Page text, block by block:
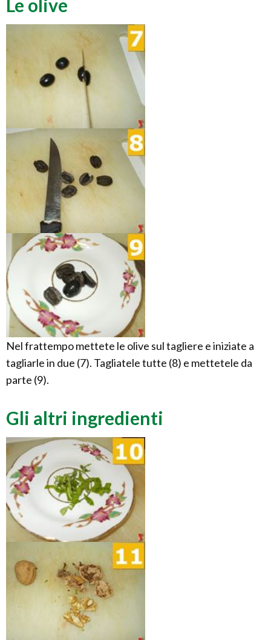
Le olive
Nel frattempo mettete le olive sul tagliere e iniziate a
tagliarle in due (7). Tagliatele tutte (8) e mettetele da
parte (9).
Gli altri ingredienti